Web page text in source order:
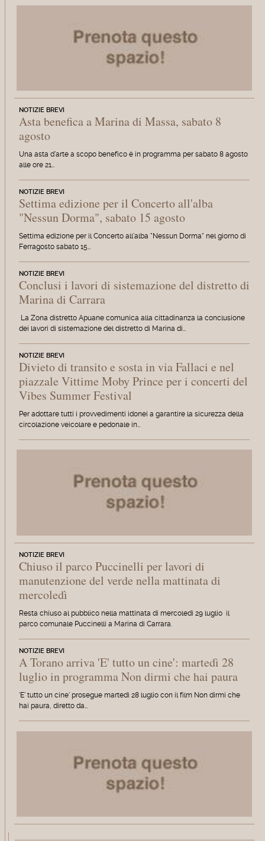
NOTIZIE BREVI
Asta benefica a Marina di Massa, sabato 8
agosto
Una asta d'arte a scopo benefico è in programma per sabato 8 agosto
alle ore 21…
NOTIZIE BREVI
Settima edizione per il Concerto all'alba
"Nessun Dorma", sabato 15 agosto
Settima edizione per il Concerto all'alba "Nessun Dorma" nel giorno di
Ferragosto sabato 15…
NOTIZIE BREVI
Conclusi i lavori di sistemazione del distretto di
Marina di Carrara
La Zona distretto Apuane comunica alla cittadinanza la conclusione
dei lavori di sistemazione del distretto di Marina di…
NOTIZIE BREVI
Divieto di transito e sosta in via Fallaci e nel
piazzale Vittime Moby Prince per i concerti del
Vibes Summer Festival
Per adottare tutti i provvedimenti idonei a garantire la sicurezza della
circolazione veicolare e pedonale in…
NOTIZIE BREVI
Chiuso il parco Puccinelli per lavori di
manutenzione del verde nella mattinata di
mercoledì
Resta chiuso al pubblico nella mattinata di mercoledì 29 luglio il
parco comunale Puccinelli a Marina di Carrara.
NOTIZIE BREVI
A Torano arriva 'E' tutto un cine': martedì 28
luglio in programma Non dirmi che hai paura
'E' tutto un cine' prosegue martedì 28 luglio con il film Non dirmi che
hai paura, diretto da…